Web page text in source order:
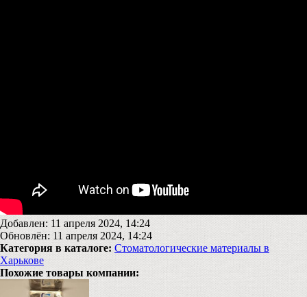
Добавлен: 11 апреля 2024, 14:24
Обновлён: 11 апреля 2024, 14:24
Категория в каталоге: Стоматологические материалы в
Харькове
Похожие товары компании: